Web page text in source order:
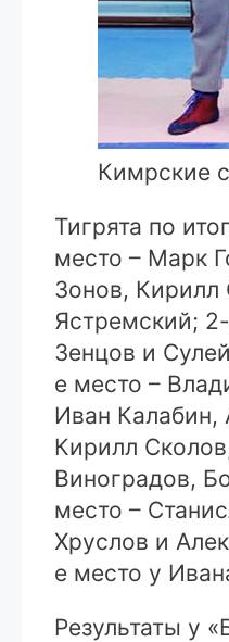
Кимрские
Тигрята по
место – Марк
Зонов, Кирилл
Ястремский;
Зенцов и
е место –
Иван Калабин,
Кирилл
Виноградов,
место –
Хруслов и
е место у
Результаты у